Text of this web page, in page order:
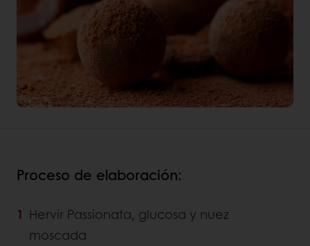
Proceso de elaboración:
Hervir Passionata, glucosa y nuez
moscada